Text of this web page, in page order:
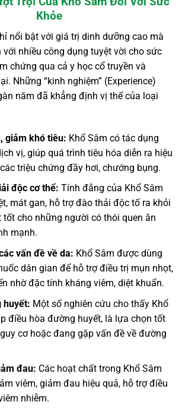
Khỏe
nổi bật với giá trị dinh dưỡng cao mà
nhiều công dụng tuyệt vời cho sức
chứng qua cả y học cổ truyền và
Những “kinh nghiệm” (Experience)
năm đã khẳng định vị thế của loại
giảm khó tiêu: Khổ Sâm có tác dụng
vị, giúp quá trình tiêu hóa diễn ra hiệu
triệu chứng đầy hơi, chướng bụng.
độc cơ thể: Tính đắng của Khổ Sâm
mát gan, hỗ trợ đào thải độc tố ra khỏi
tốt cho những người có thói quen ăn
mạnh.
vấn đề về da: Khổ Sâm được dùng
dân gian để hỗ trợ điều trị mụn nhọt,
nhờ đặc tính kháng viêm, diệt khuẩn.
huyết: Một số nghiên cứu cho thấy Khổ
điều hòa đường huyết, là lựa chọn tốt
cơ hoặc đang gặp vấn đề về đường
đau: Các hoạt chất trong Khổ Sâm
viêm, giảm đau hiệu quả, hỗ trợ điều
nhiễm.